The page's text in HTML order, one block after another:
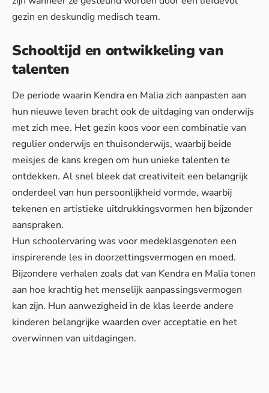
gezin en deskundig medisch team.
Schooltijd en ontwikkeling van
talenten
De periode waarin Kendra en Malia zich aanpasten aan
hun nieuwe leven bracht ook de uitdaging van onderwijs
met zich mee. Het gezin koos voor een combinatie van
regulier onderwijs en thuisonderwijs, waarbij beide
meisjes de kans kregen om hun unieke talenten te
ontdekken. Al snel bleek dat creativiteit een belangrijk
onderdeel van hun persoonlijkheid vormde, waarbij
tekenen en artistieke uitdrukkingsvormen hen bijzonder
aanspraken.
Hun schoolervaring was voor medeklasgenoten een
inspirerende les in doorzettingsvermogen en moed.
Bijzondere verhalen zoals dat van Kendra en Malia tonen
aan hoe krachtig het menselijk aanpassingsvermogen
kan zijn. Hun aanwezigheid in de klas leerde andere
kinderen belangrijke waarden over acceptatie en het
overwinnen van uitdagingen.